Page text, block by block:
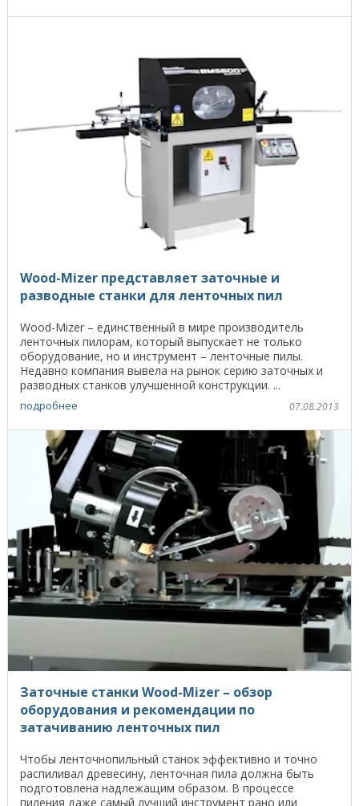
Wood-Mizer представляет заточные и
разводные станки для ленточных пил
Wood-Mizer – единственный в мире производитель
ленточных пилорам, который выпускает не только
оборудование, но и инструмент – ленточные пилы.
Недавно компания вывела на рынок серию заточных и
разводных станков улучшенной конструкции. ...
подробнее 07.08.2013
Заточные станки Wood-Mizer – обзор
оборудования и рекомендации по
затачиванию ленточных пил
Чтобы ленточнопильный станок эффективно и точно
распиливал древесину, ленточная пила должна быть
подготовлена надлежащим образом. В процессе
пиления даже самый лучший инструмент рано или